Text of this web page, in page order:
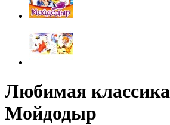
Любимая
Мойдодыр